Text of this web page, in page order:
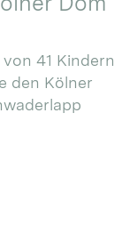
41 Kindern
den Kölner